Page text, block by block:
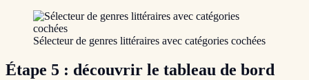
Sélecteur de genres littéraires avec catégories cochées
Étape 5 : découvrir le tableau de bord